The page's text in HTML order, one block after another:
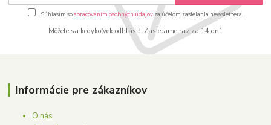
Súhlasím sospracovaním osobných údajov za účelom zasielania newslettera.
Môžete sa kedykoľvek odhlásiť. Zasielame raz za 14 dní.
Informácie pre zákazníkov
O nás